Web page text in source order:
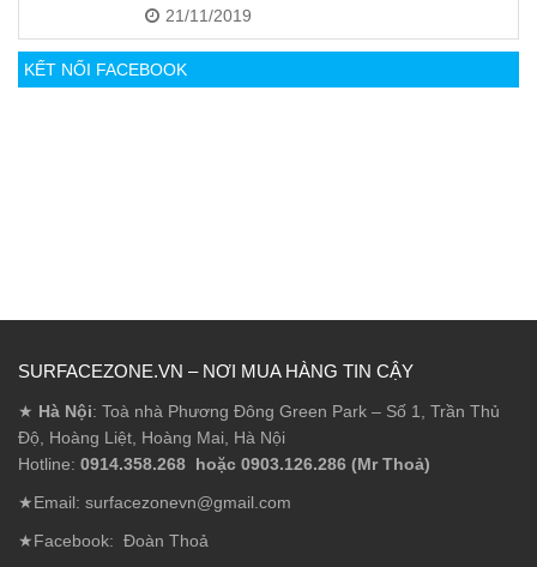
21/11/2019
KẾT NỐI FACEBOOK
SURFACEZONE.VN – NƠI MUA HÀNG TIN CẬY
★ Hà Nội: Toà nhà Phương Đông Green Park – Số 1, Trần Thủ
Độ, Hoàng Liệt, Hoàng Mai, Hà Nội
Hotline: 0914.358.268 hoặc 0903.126.286 (Mr Thoả)
★Email: surfacezonevn@gmail.com
★Facebook: Đoàn Thoả